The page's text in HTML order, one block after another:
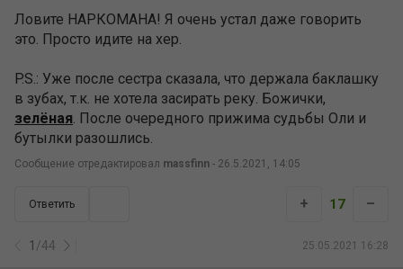
Ловите НАРКОМАНА! Я очень устал даже говорить
это. Просто идите на хер.
P.S.: Уже после сестра сказала, что держала баклашку
в зубах, т.к. не хотела засирать реку. Божички,
зелёная. После очередного прижима судьбы Оли и
бутылки разошлись.
Сообщение отредактировал massfinn - 26.5.2021, 14:05
Ответить
1 /44 25.05.2021 16:28
+ 17 –